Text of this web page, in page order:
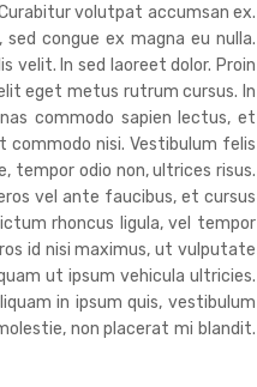
volutpat accumsan ex.
congue ex magna eu nulla.
velit. In sed laoreet dolor. Proin
eget metus rutrum cursus. In
commodo sapien lectus, et
nisi. Vestibulum felis
tempor odio non, ultrices risus.
vel ante faucibus, et cursus
rhoncus ligula, vel tempor
id nisi maximus, ut vulputate
ut ipsum vehicula ultricies.
in ipsum quis, vestibulum
non placerat mi blandit.